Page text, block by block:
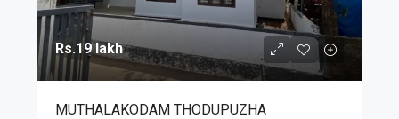
Rs.19 lakh
MUTHALAKODAM THODUPUZHA